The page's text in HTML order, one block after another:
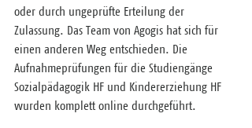
oder durch ungeprüfte Erteilung der
Zulassung. Das Team von Agogis hat sich für
einen anderen Weg entschieden. Die
Aufnahmeprüfungen für die Studiengänge
Sozialpädagogik HF und Kindererziehung HF
wurden komplett online durchgeführt.